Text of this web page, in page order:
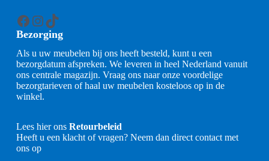
Facebook
Instagram
TikTok
Bezorging
Als u uw meubelen bij ons heeft besteld, kunt u een
bezorgdatum afspreken. We leveren in heel Nederland vanuit
ons centrale magazijn. Vraag ons naar onze voordelige
bezorgtarieven of haal uw meubelen kosteloos op in de
winkel.
Lees hier ons Retourbeleid
Heeft u een klacht of vragen? Neem dan direct contact met
ons op